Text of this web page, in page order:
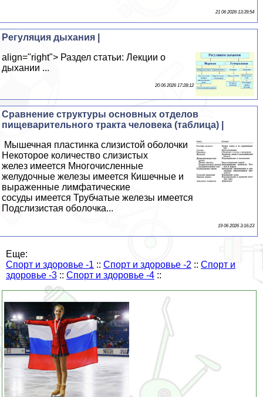
21 06 2026 13:39:54
Регуляция дыхания |
align="right"> Раздел статьи: Лекции о
дыхании ...
20 06 2026 17:28:12
Сравнение структуры основных отделов
пищеварительного тракта человека (таблица) |
Мышечная пластинка слизистой оболочки
Некоторое количество слизистых
желез имеется Многочисленные
желудочные железы имеется Кишечные и
выраженные лимфатические
сосуды имеется Трубчатые железы имеется
Подслизистая оболочка...
19 06 2026 3:16:23
Еще:
Спорт и здоровье -1 :: Спорт и здоровье -2 :: Спорт и
здоровье -3 :: Спорт и здоровье -4 ::